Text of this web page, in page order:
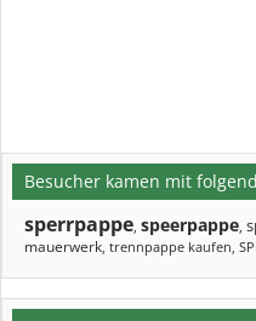
Besucher kamen mit
sperrpappe, speerpappe,
mauerwerk, trennpappe kaufen,